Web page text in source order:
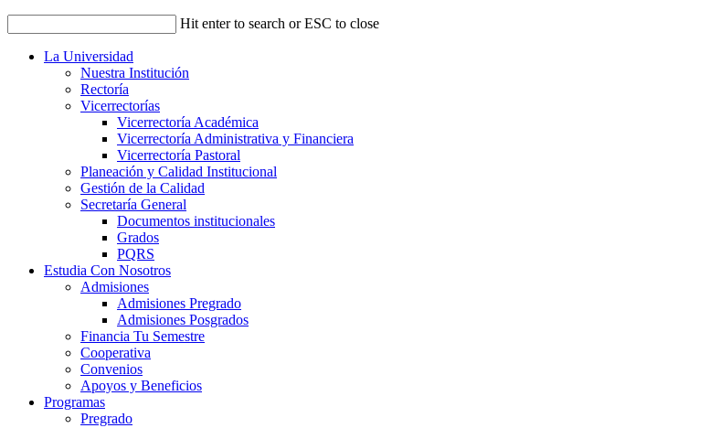
Hit enter to search or ESC to close
La Universidad
Nuestra Institución
Rectoría
Vicerrectorías
Vicerrectoría Académica
Vicerrectoría Administrativa y Financiera
Vicerrectoría Pastoral
Planeación y Calidad Institucional
Gestión de la Calidad
Secretaría General
Documentos institucionales
Grados
PQRS
Estudia Con Nosotros
Admisiones
Admisiones Pregrado
Admisiones Posgrados
Financia Tu Semestre
Cooperativa
Convenios
Apoyos y Beneficios
Programas
Pregrado